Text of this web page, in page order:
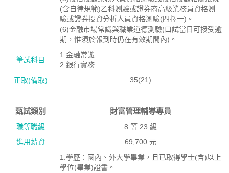
(含自律規範)乙科測驗或證券商高級業務員資格測
驗或證券投資分析人員資格測驗(四擇一)。
(6)金融市場常識與職業道德測驗(口試當日可接受逾
期，惟須於報到時仍在有效期間內)。
筆試科目
1.金融常識
2.銀行實務
正取(備取)
35(21)
甄試類別 財富管理輔導專員
職等職級
8 等 23 級
進用薪資
69,700 元
1.學歷：國內、外大學畢業，且已取得學士(含)以上
學位(畢業)證書。